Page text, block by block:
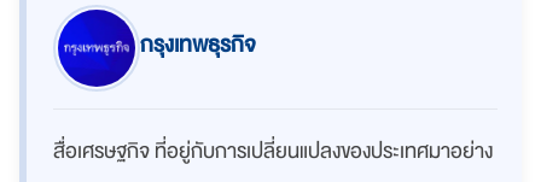
กรุงเทพธุรกิจ
สื่อเศรษฐกิจ ที่อยู่กับการเปลี่ยนแปลงของประเทศมาอย่าง